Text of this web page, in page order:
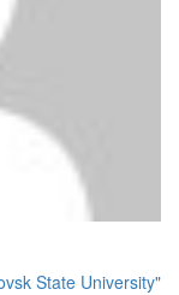
State University"